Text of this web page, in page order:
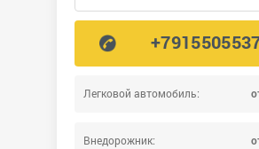
Легковой автомобиль:
Внедорожник: